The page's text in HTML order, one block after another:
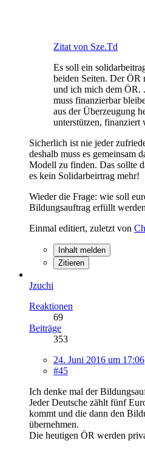
Zitat von Sze.Td
Es soll ein
beiden Seiten. Der ÖR
und ich mich dem ÖR.
muss finanzierbar
aus der Überzeugung
unterstützen, finanziert
Sicherlich ist nie jeder
deshalb muss es gemeinsam
Modell zu finden. Das sollte
es kein Solidarbeirtrag mehr!
Wieder die Frage: wie soll
Bildungsauftrag erfüllt
Einmal editiert, zuletzt von
Inhalt melden
Zitieren
Jzuchi
Reaktionen
69
Beiträge
353
24. Juni 2016 um 17:06
#45
Ich denke mal der
Jeder Deutsche zählt fünf
kommt und die dann den
übernehmen.
Die heutigen ÖR werden